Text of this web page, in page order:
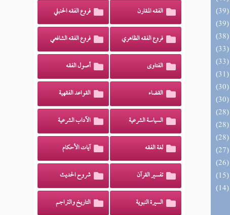
الفقه المقارن فروع الفقه الحنبلي
فروع الفقه الظاهري فروع الفقه الشافعي
الفتاوى أصول الفقه
القضاء القواعد الفقهية
السياسة الشرعية الآداب الشرعية
لغة الفقه آيات الأحكام
تفسير القرآن شروح الحديث
السيرة النبوية التاريخ والتراجم